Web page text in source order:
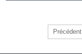
Précédent